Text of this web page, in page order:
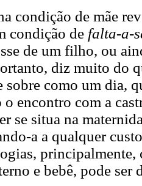
condição de mãe
condição de falta-a-
de um filho, ou
diz muito do
sobre como um dia,
o encontro com a
se situa na
a a qualquer
principalmente,
e bebê, pode ser